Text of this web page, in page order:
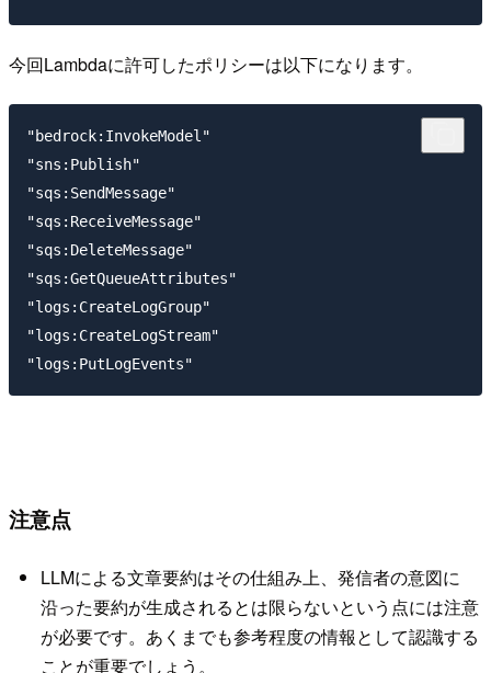
今回Lambdaに許可したポリシーは以下になります。
"bedrock:InvokeModel"
"sns:Publish"
"sqs:SendMessage"
"sqs:ReceiveMessage"
"sqs:DeleteMessage"
"sqs:GetQueueAttributes"
"logs:CreateLogGroup"
"logs:CreateLogStream"
注意点
LLMによる文章要約はその仕組み上、発信者の意図に
沿った要約が生成されるとは限らないという点には注意
が必要です。あくまでも参考程度の情報として認識する
ことが重要でしょう。